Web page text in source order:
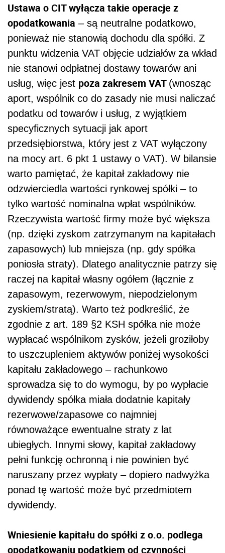
Ustawa o CIT wyłącza takie operacje z
opodatkowania – są neutralne podatkowo,
ponieważ nie stanowią dochodu dla spółki. Z
punktu widzenia VAT objęcie udziałów za wkład
nie stanowi odpłatnej dostawy towarów ani
usług, więc jest poza zakresem VAT (wnosząc
aport, wspólnik co do zasady nie musi naliczać
podatku od towarów i usług, z wyjątkiem
specyficznych sytuacji jak aport
przedsiębiorstwa, który jest z VAT wyłączony
na mocy art. 6 pkt 1 ustawy o VAT). W bilansie
warto pamiętać, że kapitał zakładowy nie
odzwierciedla wartości rynkowej spółki – to
tylko wartość nominalna wpłat wspólników.
Rzeczywista wartość firmy może być większa
(np. dzięki zyskom zatrzymanym na kapitałach
zapasowych) lub mniejsza (np. gdy spółka
poniosła straty). Dlatego analitycznie patrzy się
raczej na kapitał własny ogółem (łącznie z
zapasowym, rezerwowym, niepodzielonym
zyskiem/stratą). Warto też podkreślić, że
zgodnie z art. 189 §2 KSH spółka nie może
wypłacać wspólnikom zysków, jeżeli groziłoby
to uszczupleniem aktywów poniżej wysokości
kapitału zakładowego – rachunkowo
sprowadza się to do wymogu, by po wypłacie
dywidendy spółka miała dodatnie kapitały
rezerwowe/zapasowe co najmniej
równoważące ewentualne straty z lat
ubiegłych. Innymi słowy, kapitał zakładowy
pełni funkcję ochronną i nie powinien być
naruszany przez wypłaty – dopiero nadwyżka
ponad tę wartość może być przedmiotem
dywidendy.
Wniesienie kapitału do spółki z o.o. podlega
opodatkowaniu podatkiem od czynności